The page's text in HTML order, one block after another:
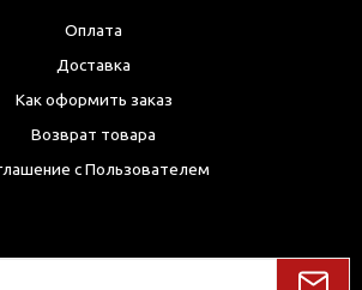
Оплата
Доставка
Как оформить заказ
Возврат товара
с Пользователем